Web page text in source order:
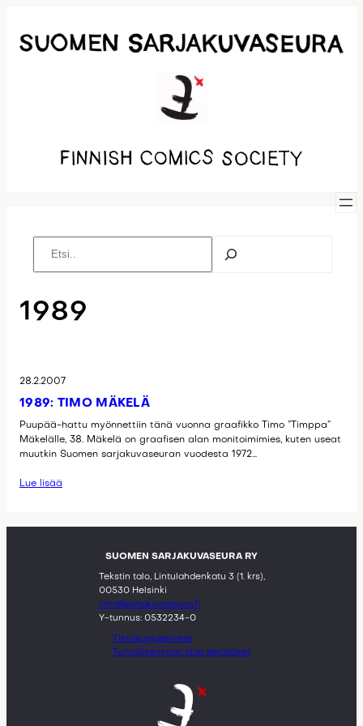
sisältöön
1989
28.2.2007
1989: TIMO MÄKELÄ
Puupää-hattu myönnettiin tänä vuonna graafikko Timo ”Timppa”
Mäkelälle, 38. Mäkelä on graafisen alan monitoimimies, kuten useat
muutkin Suomen sarjakuvaseuran vuodesta 1972…
Lue lisää
SUOMEN SARJAKUVASEURA RY
Tekstin talo, Lintulahdenkatu 3 (1. krs),
00530 Helsinki
info@sarjakuvaseura.fi
Y-tunnus: 0532234-0
Tietosuojaseloste
Turvallisemman tilan periatteet